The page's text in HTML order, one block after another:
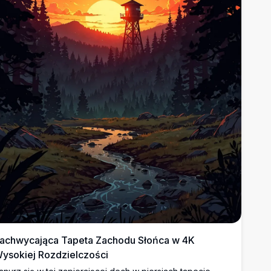
Tapeta Zachodu Słońca w 4K
Rozdzielczości